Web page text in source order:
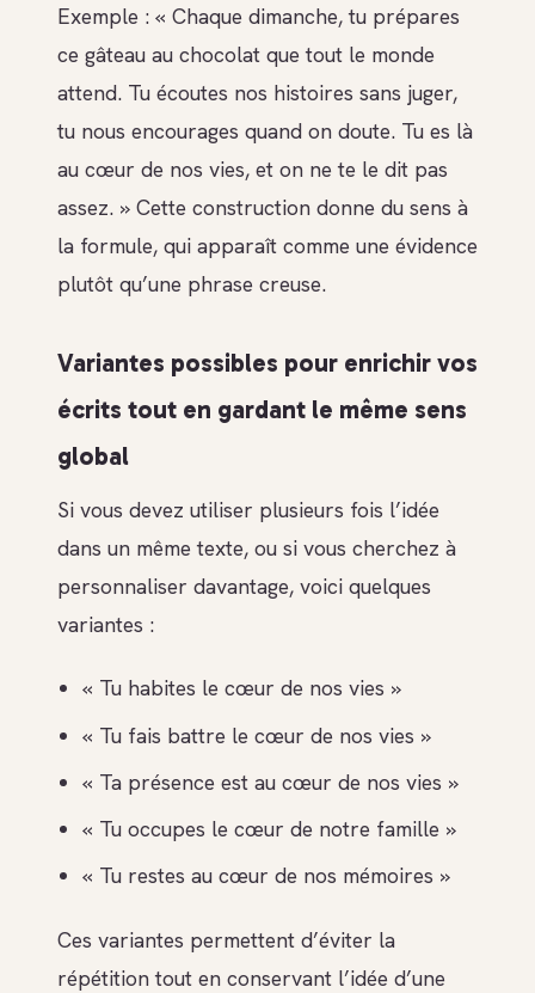
Exemple : « Chaque dimanche, tu prépares
ce gâteau au chocolat que tout le monde
attend. Tu écoutes nos histoires sans juger,
tu nous encourages quand on doute. Tu es là
au cœur de nos vies, et on ne te le dit pas
assez. » Cette construction donne du sens à
la formule, qui apparaît comme une évidence
plutôt qu’une phrase creuse.
Variantes possibles pour enrichir vos
écrits tout en gardant le même sens
global
Si vous devez utiliser plusieurs fois l’idée
dans un même texte, ou si vous cherchez à
personnaliser davantage, voici quelques
variantes :
« Tu habites le cœur de nos vies »
« Tu fais battre le cœur de nos vies »
« Ta présence est au cœur de nos vies »
« Tu occupes le cœur de notre famille »
« Tu restes au cœur de nos mémoires »
Ces variantes permettent d’éviter la
répétition tout en conservant l’idée d’une